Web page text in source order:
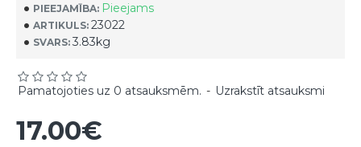
PIEEJAMĪBA: Pieejams
ARTIKULS: 23022
SVARS: 3.83kg
Pamatojoties uz 0 atsauksmēm. - Uzrakstīt atsauksmi
17.00€